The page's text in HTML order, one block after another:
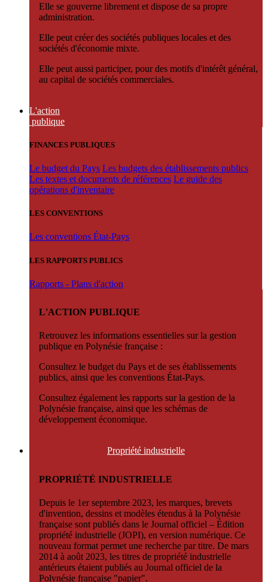
Elle se gouverne librement et dispose de sa propre
administration.
Elle peut créer des sociétés publiques locales et des
sociétés d'économie mixte.
Elle peut aussi participer, pour des motifs d'intérêt général,
au capital de sociétés commerciales.
L'action
publique
FINANCES PUBLIQUES
Le budget du Pays Les budgets des établissements publics
Les textes et documents de références Le guide des
opérations d'inventaire
LES CONVENTIONS
Les conventions État-Pays
LES RAPPORTS PUBLICS
Rapports - Plans d'action
L'ACTION PUBLIQUE
Retrouvez les informations essentielles sur la gestion
publique en Polynésie française :
Consultez le budget du Pays et de ses établissements
publics, ainsi que les conventions État-Pays.
Consultez également les rapports sur la gestion de la
Polynésie française, ainsi que les schémas de
développement économique.
Propriété industrielle
PROPRIÉTÉ INDUSTRIELLE
Depuis le 1er septembre 2023, les marques, brevets
d'invention, dessins et modèles étendus à la Polynésie
française sont publiés dans le Journal officiel – Édition
propriété industrielle (JOPI), en version numérique. Ce
nouveau format permet une recherche par titre. De mars
2014 à août 2023, les titres de propriété industrielle
antérieurs étaient publiés au Journal officiel de la
Polynésie française "papier".